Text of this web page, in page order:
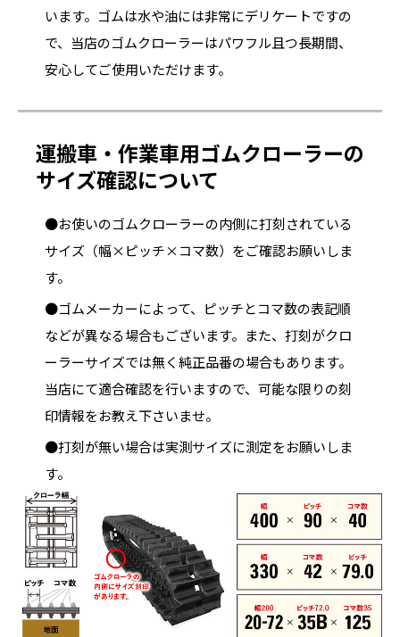
います。ゴムは水や油には非常にデリケートですの
で、当店のゴムクローラーはパワフル且つ長期間、
安心してご使用いただけます。
運搬車・作業車用ゴムクローラーの
サイズ確認について
●お使いのゴムクローラーの内側に打刻されている
サイズ（幅×ピッチ×コマ数）をご確認お願いしま
す。
●ゴムメーカーによって、ピッチとコマ数の表記順
などが異なる場合もございます。また、打刻がクロ
ーラーサイズでは無く純正品番の場合もあります。
当店にて適合確認を行いますので、可能な限りの刻
印情報をお教え下さいませ。
●打刻が無い場合は実測サイズに測定をお願いしま
す。